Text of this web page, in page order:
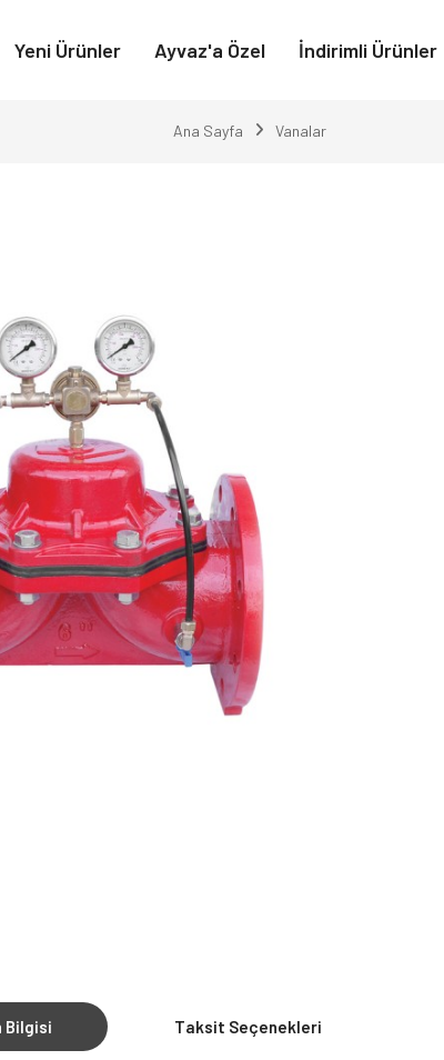
Yeni Ürünler Ayvaz'a Özel İndirimli Ürünler
Ana Sayfa Vanalar
Bilgisi Taksit Seçenekleri